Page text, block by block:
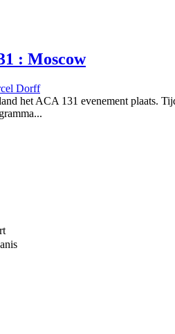
: Moscow
Dorff
het ACA 131 evenement plaats.